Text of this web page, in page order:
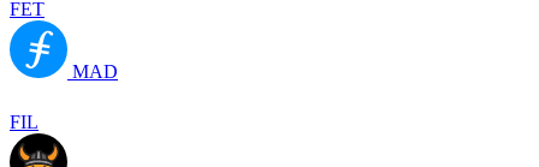
FET
MAD
FIL